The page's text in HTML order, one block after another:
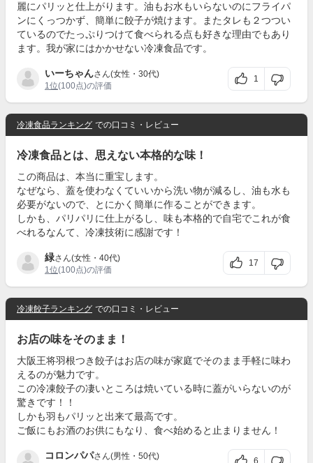
麗にパリッと仕上がります。油もお水もいらないのにフライパ
ンにくっつかず、簡単に餃子が焼けます。またタレも２つつい
ているのでたっぷりつけて食べられる点も好きな理由でもあり
ます。我が家にはかかせない冷凍食品です。
いーちゃんさん(女性・30代)
1位(100点)の評価
1
冷凍食品ランキング での口コミ・レビュー
冷凍食品とは、思えない本格的な味！
この商品は、本当に重宝します。
なぜなら、蓋を使わなくていいから洗い物が減るし、油も水も
必要がないので、とにかく簡単に作ることができます。
しかも、パリパリに仕上がるし、味も本格的で自宅でこれが食
べれるなんて、冷凍技術に感謝です！
緑さん(女性・40代)
1位(100点)の評価
17
冷凍餃子ランキング での口コミ・レビュー
お店の味をそのまま！
大阪王将羽根つき餃子はお店の味が家庭でそのまま手軽に味わ
えるのが魅力です。
この冷凍餃子の凄いところは焼いている時に蓋がいらないのが
驚きです！！
しかも羽もパリッと出来て最高です。
ご飯にもお酒のお供にもなり、食べ始めると止まりません！
コロンパパさん(男性・50代) 6